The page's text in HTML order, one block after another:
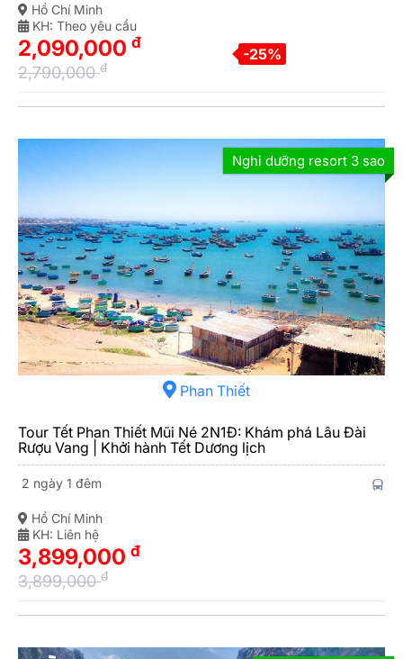
Hồ Chí Minh
KH: Theo yêu cầu
2,090,000 đ
2,790,000đ
-25%
Nghỉ dưỡng resort 3 sao
Phan Thiết
Tour Tết Phan Thiết Mũi Né 2N1Đ: Khám phá Lâu Đài
Rượu Vang | Khởi hành Tết Dương lịch
2 ngày 1 đêm
Hồ Chí Minh
KH: Liên hệ
3,899,000 đ
3,899,000đ